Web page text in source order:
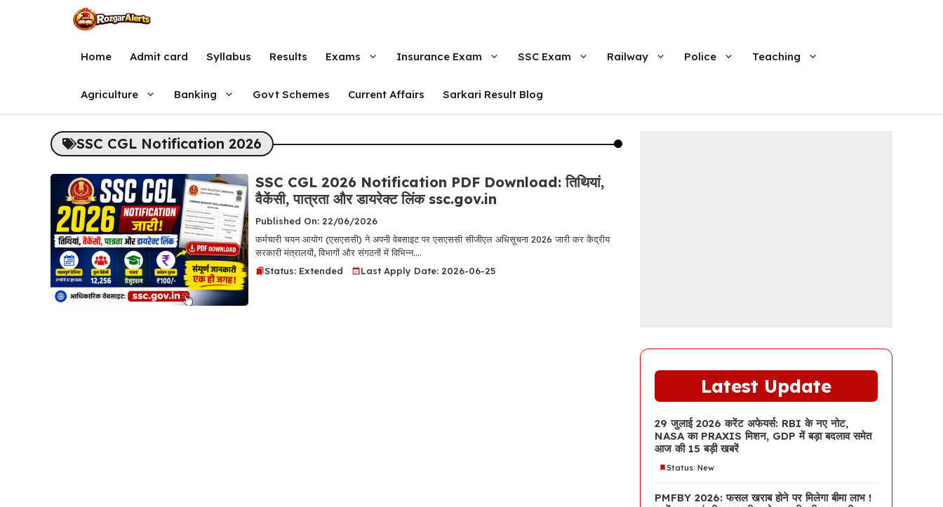
Home
Admit card Syllabus Results Exams Insurance Exam SSC Exam Railway Police Teaching
Agriculture Banking Govt Schemes Current Affairs Sarkari Result Blog
SSC CGL Notification 2026
SSC CGL 2026 Notification PDF Download: तिथियां,
वैकेंसी, पात्रता और डायरेक्ट लिंक ssc.gov.in
Published On: 22/06/2026
कर्मचारी चयन आयोग (एसएससी) ने अपनी वेबसाइट पर एसएससी सीजीएल अधिसूचना 2026 जारी कर केंद्रीय
सरकारी मंत्रालयों, विभागों और संगठनों में विभिन्न....
Status: Extended
Last Apply Date: 2026-06-25
Latest Update
29 जुलाई 2026 करेंट अफेयर्स: RBI के नए नोट,
NASA का PRAXIS मिशन, GDP में बड़ा बदलाव समेत
आज की 15 बड़ी खबरें
Status: New
PMFBY 2026: फसल खराब होने पर मिलेगा बीमा लाभ !